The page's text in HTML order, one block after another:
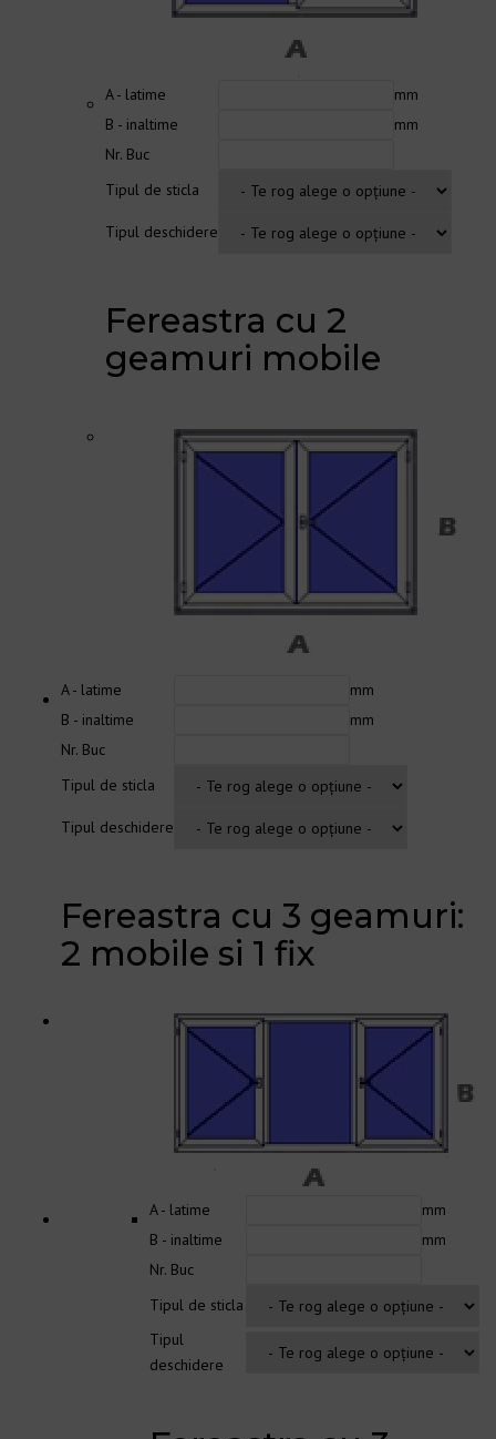
A - latime
mm
B - inaltime
mm
Nr. Buc
Tipul de sticla
Tipul deschidere
Fereastra cu 2
geamuri mobile
A - latime
mm
B - inaltime
mm
Nr. Buc
Tipul de sticla
Tipul deschidere
Fereastra cu 3 geamuri:
2 mobile si 1 fix
A - latime
mm
B - inaltime
mm
Nr. Buc
Tipul de sticla
Tipul
deschidere